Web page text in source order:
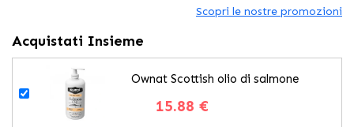
Scopri le nostre promozioni
Acquistati Insieme
Ownat Scottish olio di salmone
15.88 €